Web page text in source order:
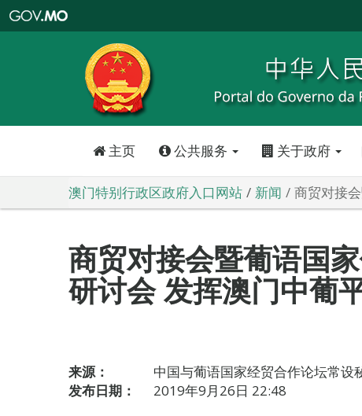
特
政
区
政
口
主页 公共服务 关于政府
澳门特别行政区政府入口网站 新闻 商贸对接
商贸对接会暨葡语国
研讨会 发挥澳门中葡
来源：
中国与葡语国家经贸合作论坛常设
发布日期：
2019年9月26日 22:48